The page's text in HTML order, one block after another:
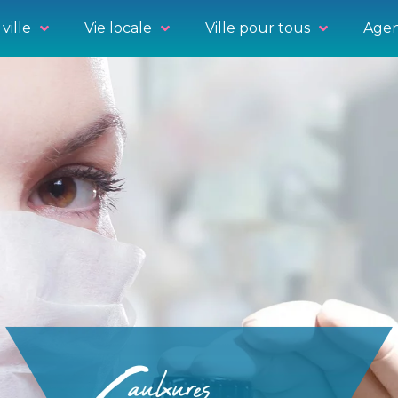
ville Vie locale Ville pour tous